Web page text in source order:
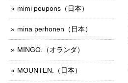
mimi poupons（日本）
mina perhonen（日本）
MINGO.（オランダ）
MOUNTEN.（日本）